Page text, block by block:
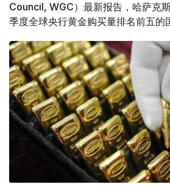
Council, WGC）最新报告，哈萨克
季度全球央行黄金购买量排名前五的